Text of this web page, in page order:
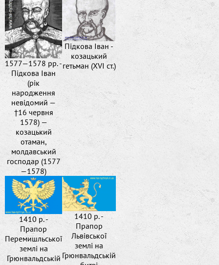
1577—1578 рр. -
Підкова Іван
(рік
народження
невідомий —
†16 червня
1578) —
козацький
отаман,
молдавський
господар (1577
—1578)
Підкова Іван -
козацький
гетьман (XVI ст.)
1410 р. -
Прапор
Перемишльської
землі на
Грюнвальдській
1410 р. -
Прапор
Львівської
землі на
Грюнвальдській